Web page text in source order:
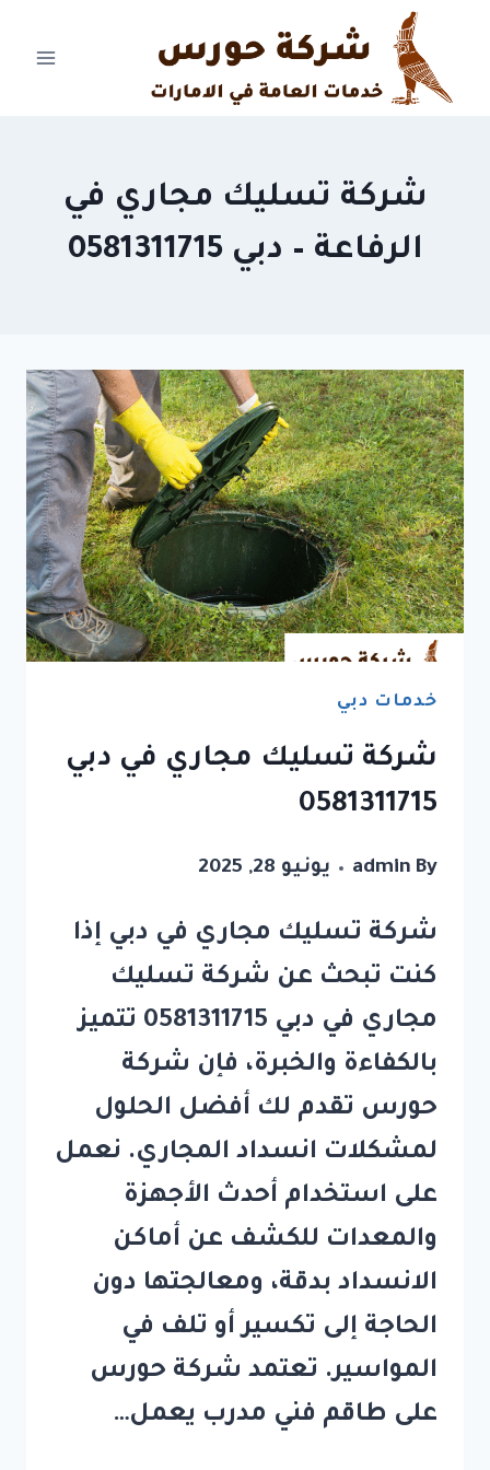
content
شركة تسليك مجاري في
الرفاعة – دبي 0581311715
خدمات دبي
شركة تسليك مجاري في دبي
0581311715
By
admin يونيو 28, 2025
شركة تسليك مجاري في دبي إذا
كنت تبحث عن شركة تسليك
مجاري في دبي 0581311715 تتميز
بالكفاءة والخبرة، فإن شركة
حورس تقدم لك أفضل الحلول
لمشكلات انسداد المجاري. نعمل
على استخدام أحدث الأجهزة
والمعدات للكشف عن أماكن
الانسداد بدقة، ومعالجتها دون
الحاجة إلى تكسير أو تلف في
المواسير. تعتمد شركة حورس
على طاقم فني مدرب يعمل…